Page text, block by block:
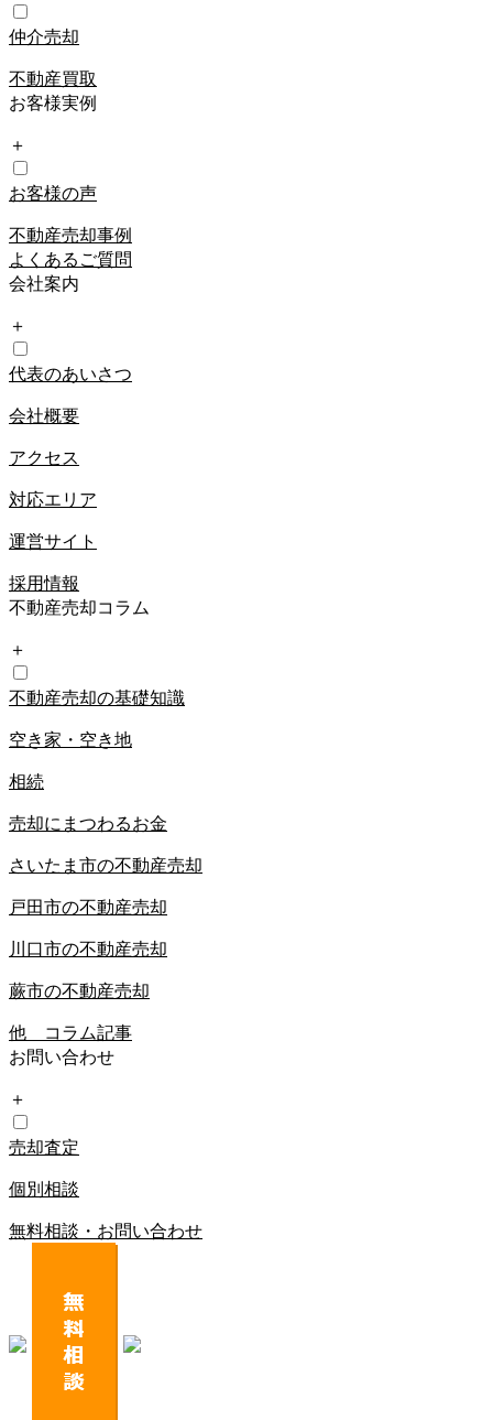
仲介売却
不動産買取
お客様実例
＋
お客様の声
不動産売却事例
よくあるご質問
会社案内
＋
代表のあいさつ
会社概要
アクセス
対応エリア
運営サイト
採用情報
不動産売却コラム
＋
不動産売却の基礎知識
空き家・空き地
相続
売却にまつわるお金
さいたま市の不動産売却
戸田市の不動産売却
川口市の不動産売却
蕨市の不動産売却
他 コラム記事
お問い合わせ
＋
売却査定
個別相談
無料相談・お問い合わせ